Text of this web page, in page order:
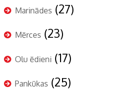
Marinādes (27)
Mērces (23)
Olu ēdieni (17)
Pankūkas (25)